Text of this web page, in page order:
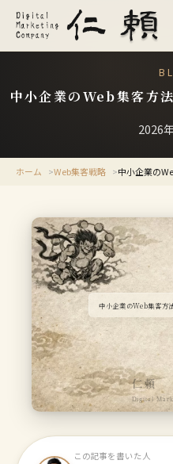
中小企業のWeb集客方
2026
ホーム Web集客戦略 中小企業の
中小企業のWeb集客方
仁頼
Digital
この記事を書いた人